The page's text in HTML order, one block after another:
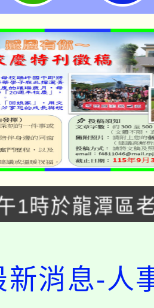
」8/29、30在
場!
1時於龍潭區
桃局內行報名
27日，桃園電
園市運動會8/
新消息-人